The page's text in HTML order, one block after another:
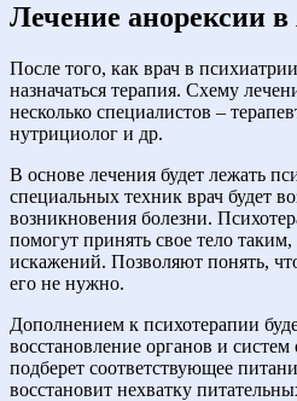
Лечение анорексии в
После того, как врач в
назначаться терапия. Схему
несколько специалистов –
нутрициолог и др.
В основе лечения будет лежать
специальных техник врач будет
возникновения болезни.
помогут принять свое тело таким,
искажений. Позволяют понять,
его не нужно.
Дополнением к психотерапии
восстановление органов и
подберет соответствующее
восстановит нехватку